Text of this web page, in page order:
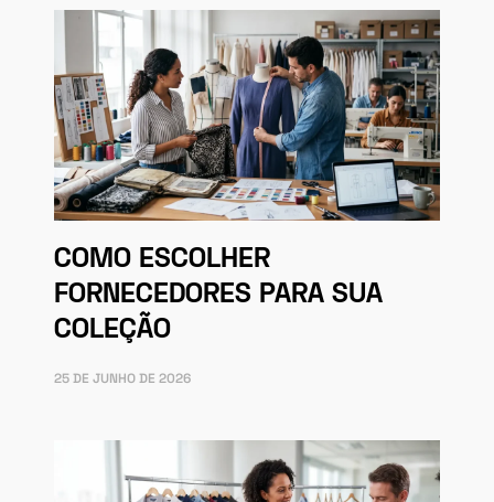
COMO ESCOLHER
FORNECEDORES PARA SUA
COLEÇÃO
25 DE JUNHO DE 2026